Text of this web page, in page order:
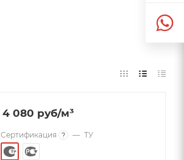
4 080 руб/м³
Сертификация ? — ТУ